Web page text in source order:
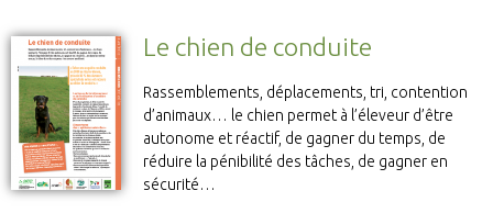
Le chien de conduite
Rassemblements, déplacements, tri, contention
d’animaux… le chien permet à l’éleveur d’être
autonome et réactif, de gagner du temps, de
réduire la pénibilité des tâches, de gagner en
sécurité…